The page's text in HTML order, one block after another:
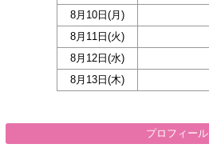
8月10日( 月 )
8月11日(火)
8月12日(水)
8月13日(木)
プロフィール